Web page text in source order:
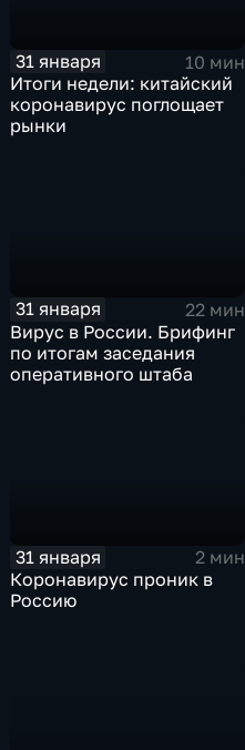
31 января
10 мин
Итоги недели: китайский
коронавирус поглощает
рынки
31 января
22 мин
Вирус в России. Брифинг
по итогам заседания
оперативного штаба
31 января
2 мин
Коронавирус проник в
Россию